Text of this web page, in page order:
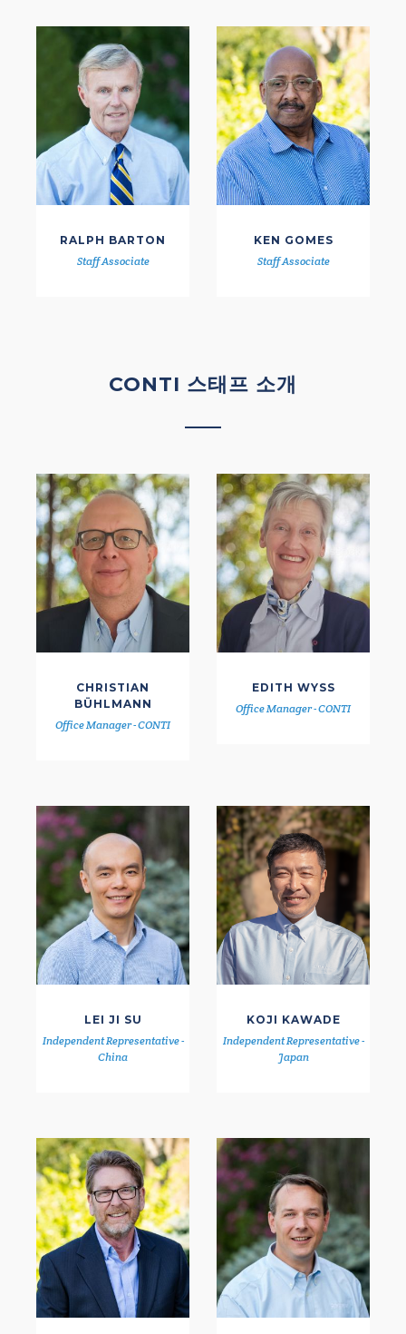
RALPH BARTON
Staff Associate
KEN GOMES
Staff Associate
CONTI 스태프 소개
CHRISTIAN
BÜHLMANN
Office Manager - CONTI
EDITH WYSS
Office Manager - CONTI
LEI JI SU
Independent Representative -
China
KOJI KAWADE
Independent Representative -
Japan